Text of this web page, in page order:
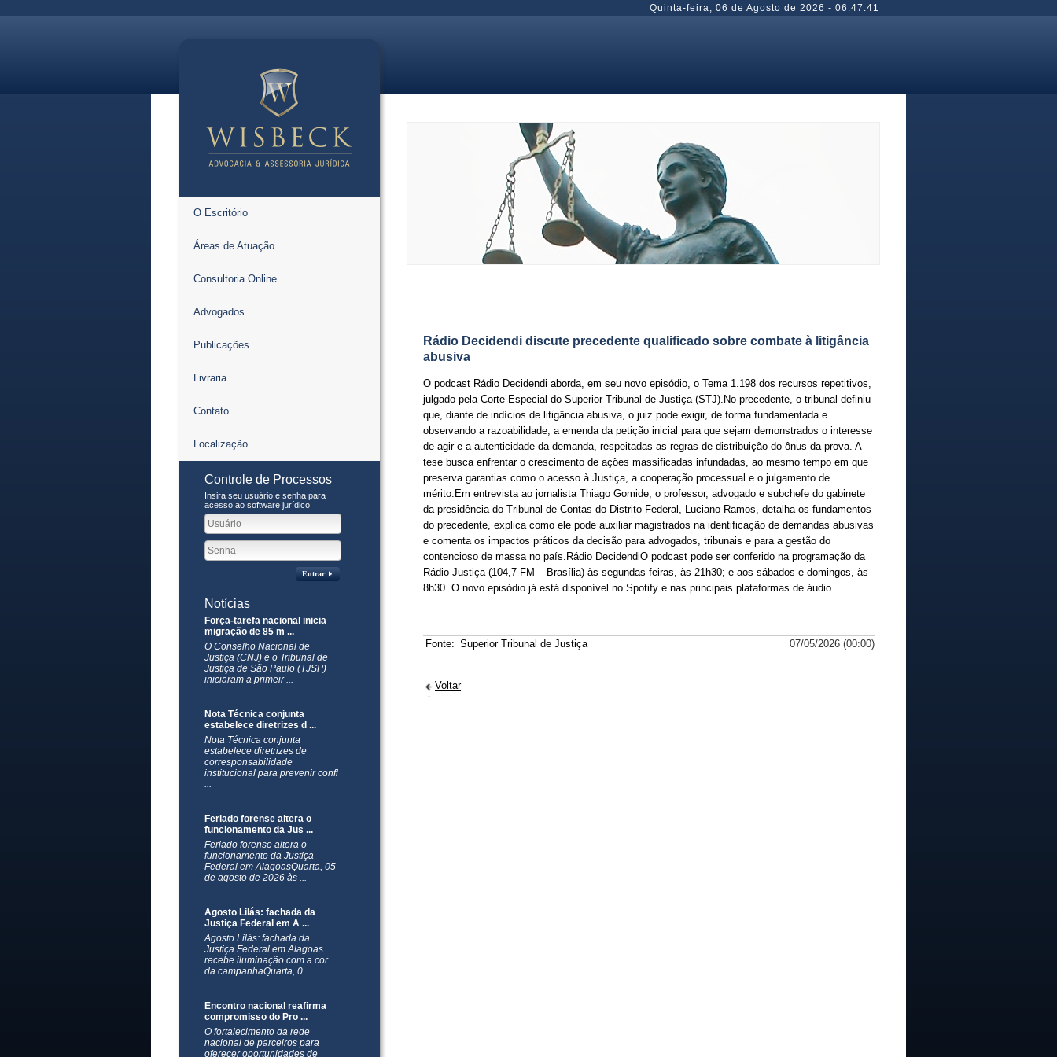
Quinta-feira, 06 de Agosto de 2026 - 06:47:41
O Escritório
Áreas de Atuação
Consultoria Online
Advogados
Publicações
Livraria
Contato
Localização
Controle de Processos
Insira seu usuário e senha para
acesso ao software jurídico
Entrar
Notícias
Força-tarefa nacional inicia
migração de 85 m ...
O Conselho Nacional de
Justiça (CNJ) e o Tribunal de
Justiça de São Paulo (TJSP)
iniciaram a primeir ...
Nota Técnica conjunta
estabelece diretrizes d ...
Nota Técnica conjunta
estabelece diretrizes de
corresponsabilidade
institucional para prevenir confl
...
Feriado forense altera o
funcionamento da Jus ...
Feriado forense altera o
funcionamento da Justiça
Federal em AlagoasQuarta, 05
de agosto de 2026 às ...
Agosto Lilás: fachada da
Justiça Federal em A ...
Agosto Lilás: fachada da
Justiça Federal em Alagoas
recebe iluminação com a cor
da campanhaQuarta, 0 ...
Encontro nacional reafirma
compromisso do Pro ...
O fortalecimento da rede
nacional de parceiros para
oferecer oportunidades de
Rádio Decidendi discute precedente qualificado sobre combate à litigância
abusiva
O podcast Rádio Decidendi aborda, em seu novo episódio, o Tema 1.198 dos recursos repetitivos,
julgado pela Corte Especial do Superior Tribunal de Justiça (STJ).No precedente, o tribunal definiu
que, diante de indícios de litigância abusiva, o juiz pode exigir, de forma fundamentada e
observando a razoabilidade, a emenda da petição inicial para que sejam demonstrados o interesse
de agir e a autenticidade da demanda, respeitadas as regras de distribuição do ônus da prova. A
tese busca enfrentar o crescimento de ações massificadas infundadas, ao mesmo tempo em que
preserva garantias como o acesso à Justiça, a cooperação processual e o julgamento de
mérito.Em entrevista ao jornalista Thiago Gomide, o professor, advogado e subchefe do gabinete
da presidência do Tribunal de Contas do Distrito Federal, Luciano Ramos, detalha os fundamentos
do precedente, explica como ele pode auxiliar magistrados na identificação de demandas abusivas
e comenta os impactos práticos da decisão para advogados, tribunais e para a gestão do
contencioso de massa no país.Rádio DecidendiO podcast pode ser conferido na programação da
Rádio Justiça (104,7 FM – Brasília) às segundas-feiras, às 21h30; e aos sábados e domingos, às
8h30. O novo episódio já está disponível no Spotify e nas principais plataformas de áudio.
Fonte: Superior Tribunal de Justiça 07/05/2026 (00:00)
Voltar